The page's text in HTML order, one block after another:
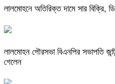
লালমোহনে অতিরিক্ত দামে সার বিক্রি,
লালমোহন পৌরসভা বিএনপির সভাপতি
গেলেন